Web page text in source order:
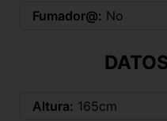
Fumador@: No
Altura: 165cm